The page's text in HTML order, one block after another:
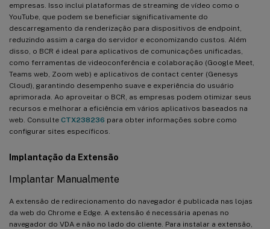
empresas. Isso inclui plataformas de streaming de vídeo como o
YouTube, que podem se beneficiar significativamente do
descarregamento da renderização para dispositivos de endpoint,
reduzindo assim a carga do servidor e economizando custos. Além
disso, o BCR é ideal para aplicativos de comunicações unificadas,
como ferramentas de videoconferência e colaboração (Google Meet,
Teams web, Zoom web) e aplicativos de contact center (Genesys
Cloud), garantindo desempenho suave e experiência do usuário
aprimorada. Ao aproveitar o BCR, as empresas podem otimizar seus
recursos e melhorar a eficiência em vários aplicativos baseados na
web. Consulte CTX238236 para obter informações sobre como
configurar sites específicos.
Implantação da Extensão
Implantar Manualmente
A extensão de redirecionamento do navegador é publicada nas lojas
da web do Chrome e Edge. A extensão é necessária apenas no
navegador do VDA e não no lado do cliente. Para instalar a extensão,